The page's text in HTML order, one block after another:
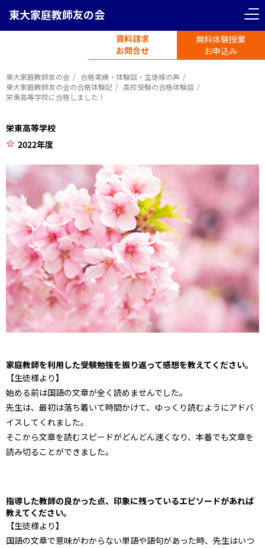
東大家庭教師友の会
資料請求
お問合せ
無料体験授業
お申込み
東大家庭教師友の会
合格実績・体験談・生徒様の声
東大家庭教師友の会の合格体験記
高校受験の合格体験談
栄東高等学校に合格しました！
栄東高等学校
2022年度
家庭教師を利用した受験勉強を振り返って感想を教えてください。
【生徒様より】
始める前は国語の文章が全く読めませんでした。
先生は、最初は落ち着いて時間かけて、ゆっくり読むようにアドバ
イスしてくれました。
そこから文章を読むスピードがどんどん速くなり、本番でも文章を
読み切ることができました。
指導した教師の良かった点、印象に残っているエピソードがあれば
教えてください。
【生徒様より】
国語の文章で意味がわからない単語や語句があった時、先生はいつ